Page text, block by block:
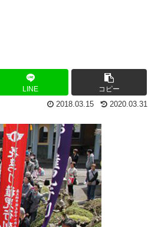
LINE
コピー
2020.03.31
2018.03.15